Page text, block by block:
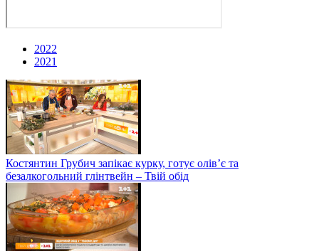
2022
2021
Костянтин Грубич запікає курку, готує олів’є та
безалкогольний глінтвейн – Твій обід